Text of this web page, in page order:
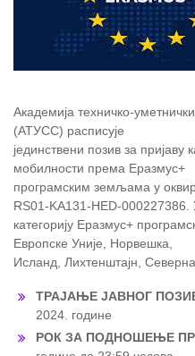
Академија техничко-
(АТУСС) расписује
јединствени позив за
мобилности према Еразмус+
програмским земљама у
RS01-KA131-HED-000227386.
категорију Еразмус+
Европске Уније, Норвешка,
Исланд, Лихтенштајн,
ТРАЈАЊЕ ЈАВНОГ
2024. године
РОК ЗА ПОДНОШЕЊЕ